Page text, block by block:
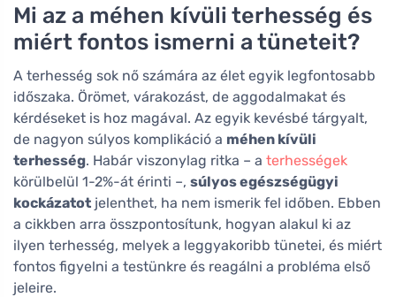
Mi az a méhen kívüli terhesség és
miért fontos ismerni a tüneteit?
A terhesség sok nő számára az élet egyik legfontosabb
időszaka. Örömet, várakozást, de aggodalmakat és
kérdéseket is hoz magával. Az egyik kevésbé tárgyalt,
de nagyon súlyos komplikáció a méhen kívüli
terhesség. Habár viszonylag ritka – a terhességek
körülbelül 1-2%-át érinti –, súlyos egészségügyi
kockázatot jelenthet, ha nem ismerik fel időben. Ebben
a cikkben arra összpontosítunk, hogyan alakul ki az
ilyen terhesség, melyek a leggyakoribb tünetei, és miért
fontos figyelni a testünkre és reagálni a probléma első
jeleire.